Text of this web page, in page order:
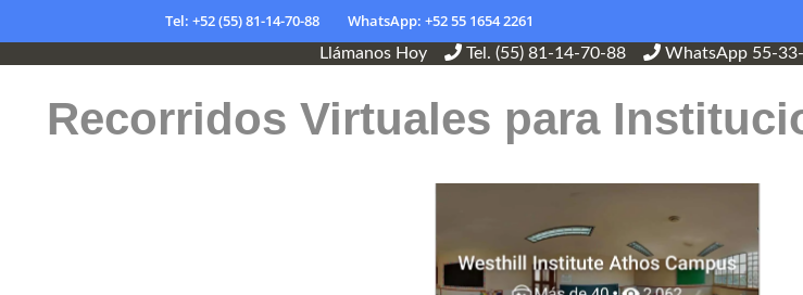
Tel: +52 (55) 81-14-70-88 WhatsApp: +52 55 1654 2261
Llámanos Hoy Tel. (55) 81-14-70-88 WhatsApp 55-
Recorridos Virtuales para